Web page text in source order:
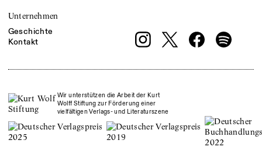
Unternehmen
Geschichte
Kontakt
Wir unterstützen die Arbeit der Kurt
Wolff Stiftung zur Förderung einer
vielfältigen Verlags- und Literaturszene